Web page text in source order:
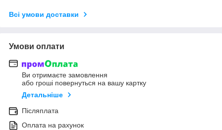
Всі умови доставки
Умови оплати
Ви отримаєте замовлення
або гроші повернуться на вашу картку
Детальніше
Післяплата
Оплата на рахунок